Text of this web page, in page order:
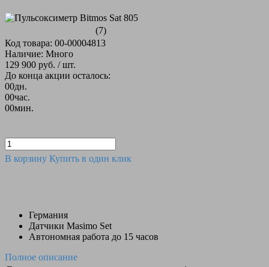
(7)
Код товара: 00-00004813
Наличие: Много
129 900 руб. / шт.
До конца акции осталось:
00дн.
00час.
00мин.
В корзину Купить в один клик
Германия
Датчики Masimo Set
Автономная работа до 15 часов
Полное описание